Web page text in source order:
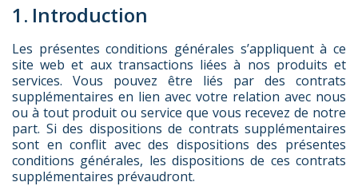
1. Introduction
Les présentes conditions générales s’appliquent à ce
site web et aux transactions liées à nos produits et
services. Vous pouvez être liés par des contrats
supplémentaires en lien avec votre relation avec nous
ou à tout produit ou service que vous recevez de notre
part. Si des dispositions de contrats supplémentaires
sont en conflit avec des dispositions des présentes
conditions générales, les dispositions de ces contrats
supplémentaires prévaudront.